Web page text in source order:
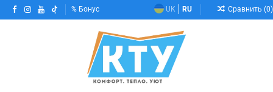
Бонус UK RU Сравнить (0)